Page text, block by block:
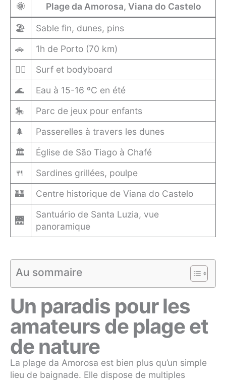
🌞 Plage da Amorosa, Viana do Castelo
🏖️
Sable fin, dunes, pins
🚗
1h de Porto (70 km)
🏄‍♂️
Surf et bodyboard
🌊
Eau à 15-16 ºC en été
🎠
Parc de jeux pour enfants
🌲
Passerelles à travers les dunes
🏛️
Église de São Tiago à Chafé
🍴
Sardines grillées, poulpe
🏰
Centre historique de Viana do Castelo
🌉
Santuário de Santa Luzia, vue
panoramique
Au sommaire
Un paradis pour les
amateurs de plage et
de nature
La plage da Amorosa est bien plus qu’un simple
lieu de baignade. Elle dispose de multiples